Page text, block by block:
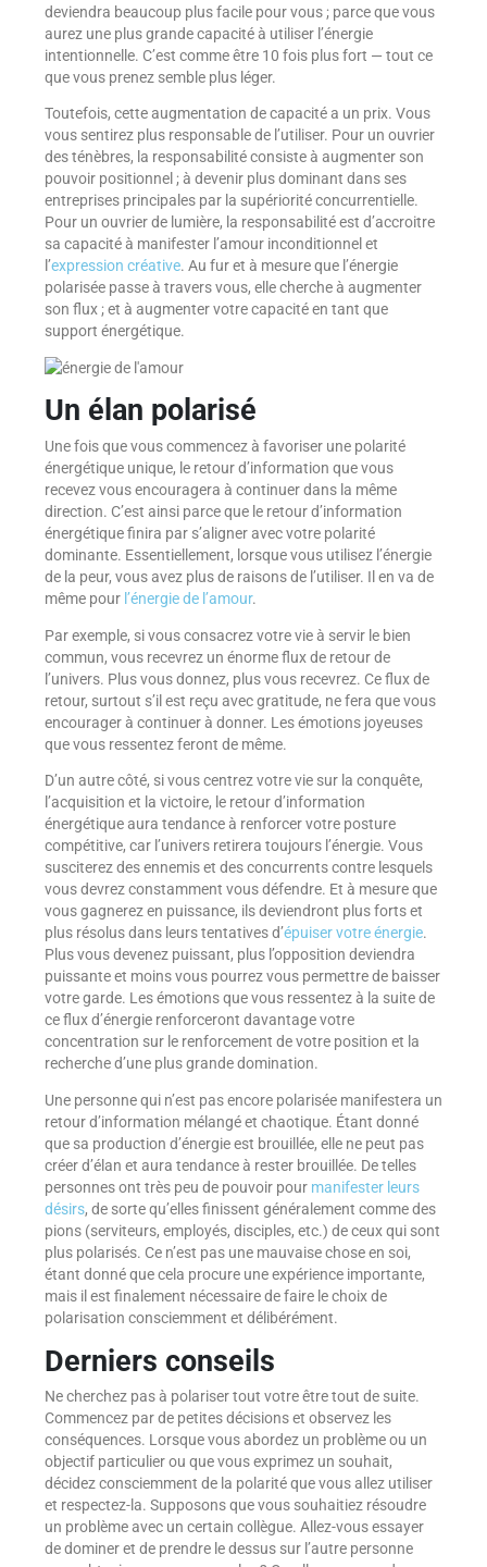
deviendra beaucoup plus facile pour vous ; parce que vous
aurez une plus grande capacité à utiliser l’énergie
intentionnelle. C’est comme être 10 fois plus fort — tout ce
que vous prenez semble plus léger.
Toutefois, cette augmentation de capacité a un prix. Vous
vous sentirez plus responsable de l’utiliser. Pour un ouvrier
des ténèbres, la responsabilité consiste à augmenter son
pouvoir positionnel ; à devenir plus dominant dans ses
entreprises principales par la supériorité concurrentielle.
Pour un ouvrier de lumière, la responsabilité est d’accroitre
sa capacité à manifester l’amour inconditionnel et
l’expression créative. Au fur et à mesure que l’énergie
polarisée passe à travers vous, elle cherche à augmenter
son flux ; et à augmenter votre capacité en tant que
support énergétique.
Un élan polarisé
Une fois que vous commencez à favoriser une polarité
énergétique unique, le retour d’information que vous
recevez vous encouragera à continuer dans la même
direction. C’est ainsi parce que le retour d’information
énergétique finira par s’aligner avec votre polarité
dominante. Essentiellement, lorsque vous utilisez l’énergie
de la peur, vous avez plus de raisons de l’utiliser. Il en va de
même pour l’énergie de l’amour.
Par exemple, si vous consacrez votre vie à servir le bien
commun, vous recevrez un énorme flux de retour de
l’univers. Plus vous donnez, plus vous recevrez. Ce flux de
retour, surtout s’il est reçu avec gratitude, ne fera que vous
encourager à continuer à donner. Les émotions joyeuses
que vous ressentez feront de même.
D’un autre côté, si vous centrez votre vie sur la conquête,
l’acquisition et la victoire, le retour d’information
énergétique aura tendance à renforcer votre posture
compétitive, car l’univers retirera toujours l’énergie. Vous
susciterez des ennemis et des concurrents contre lesquels
vous devrez constamment vous défendre. Et à mesure que
vous gagnerez en puissance, ils deviendront plus forts et
plus résolus dans leurs tentatives d’épuiser votre énergie.
Plus vous devenez puissant, plus l’opposition deviendra
puissante et moins vous pourrez vous permettre de baisser
votre garde. Les émotions que vous ressentez à la suite de
ce flux d’énergie renforceront davantage votre
concentration sur le renforcement de votre position et la
recherche d’une plus grande domination.
Une personne qui n’est pas encore polarisée manifestera un
retour d’information mélangé et chaotique. Étant donné
que sa production d’énergie est brouillée, elle ne peut pas
créer d’élan et aura tendance à rester brouillée. De telles
personnes ont très peu de pouvoir pour manifester leurs
désirs, de sorte qu’elles finissent généralement comme des
pions (serviteurs, employés, disciples, etc.) de ceux qui sont
plus polarisés. Ce n’est pas une mauvaise chose en soi,
étant donné que cela procure une expérience importante,
mais il est finalement nécessaire de faire le choix de
polarisation consciemment et délibérément.
Derniers conseils
Ne cherchez pas à polariser tout votre être tout de suite.
Commencez par de petites décisions et observez les
conséquences. Lorsque vous abordez un problème ou un
objectif particulier ou que vous exprimez un souhait,
décidez consciemment de la polarité que vous allez utiliser
et respectez-la. Supposons que vous souhaitiez résoudre
un problème avec un certain collègue. Allez-vous essayer
de dominer et de prendre le dessus sur l’autre personne